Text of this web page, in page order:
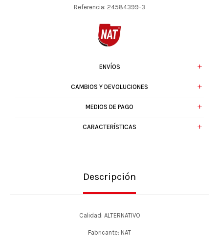
Referencia: 24584399-3
ENVÍOS
CAMBIOS Y DEVOLUCIONES
MEDIOS DE PAGO
CARACTERÍSTICAS
Descripción
Calidad: ALTERNATIVO
Fabricante: NAT